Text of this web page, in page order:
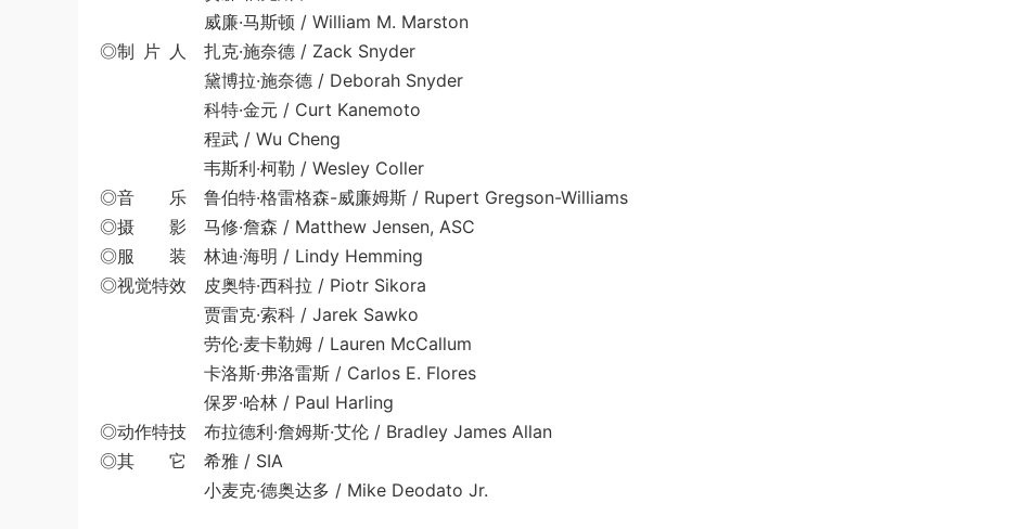
威廉·马斯顿 / William M. Marston
◎制 片 人 扎克·施奈德 / Zack Snyder
黛博拉·施奈德 / Deborah Snyder
科特·金元 / Curt Kanemoto
程武 / Wu Cheng
韦斯利·柯勒 / Wesley Coller
◎音 乐 鲁伯特·格雷格森-威廉姆斯 / Rupert Gregson-Williams
◎摄 影 马修·詹森 / Matthew Jensen, ASC
◎服 装 林迪·海明 / Lindy Hemming
◎视觉特效 皮奥特·西科拉 / Piotr Sikora
贾雷克·索科 / Jarek Sawko
劳伦·麦卡勒姆 / Lauren McCallum
卡洛斯·弗洛雷斯 / Carlos E. Flores
保罗·哈林 / Paul Harling
◎动作特技 布拉德利·詹姆斯·艾伦 / Bradley James Allan
◎其 它 希雅 / SIA
小麦克·德奥达多 / Mike Deodato Jr.